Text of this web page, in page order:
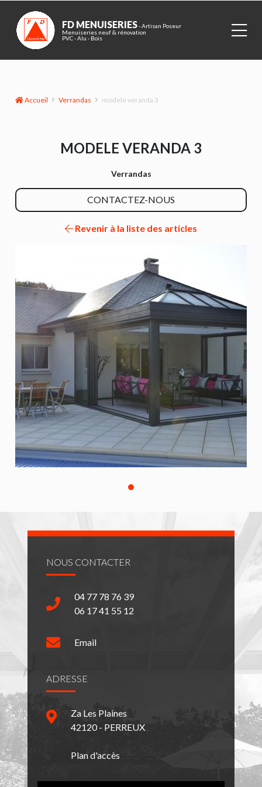
FD MENUISERIES- Artisan Poseur
Menuiseries neuf & rénovation
PVC - Alu - Bois
Accueil Verrandas modele veranda 3
MODELE VERANDA 3
Verrandas
CONTACTEZ-NOUS
Revenir à la liste des articles
NOUS CONTACTER
04 77 78 76 39
06 17 41 55 12
Email
ADRESSE
Za Les Plaines
42120 - PERREUX
Plan d'accès